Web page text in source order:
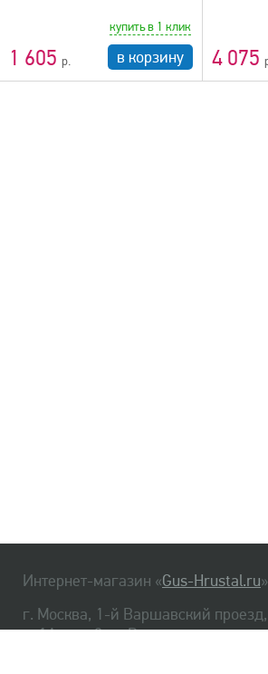
1 605
купить в 1 клик
в корзину 4 075
Интернет-магазин «Gus-Hrustal.ru»
г. Москва, 1-й Варшавский проезд,
д. 1А, стр. 3, м. Варшавская